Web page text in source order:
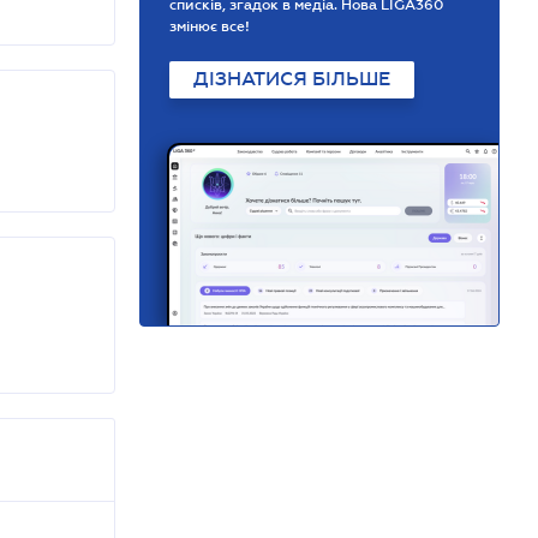
списків, згадок в медіа. Нова LIGA360
змінює все!
ДІЗНАТИСЯ БІЛЬШЕ